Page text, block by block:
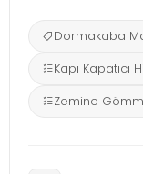
Dormakaba
Kapı Kapatıcı
Zemine